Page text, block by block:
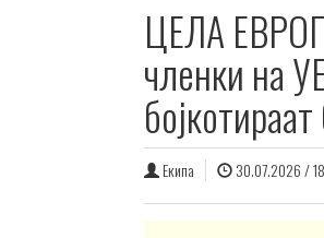
ЦЕЛА
членки на
Екипа 30.07.2026 /